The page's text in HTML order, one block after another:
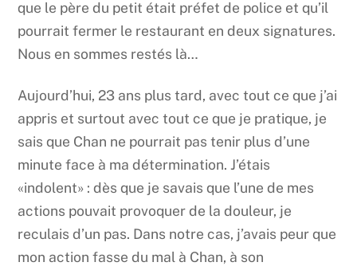
que le père du petit était préfet de police et qu’il
pourrait fermer le restaurant en deux signatures.
Nous en sommes restés là…
Aujourd’hui, 23 ans plus tard, avec tout ce que j’ai
appris et surtout avec tout ce que je pratique, je
sais que Chan ne pourrait pas tenir plus d’une
minute face à ma détermination. J’étais
«indolent» : dès que je savais que l’une de mes
actions pouvait provoquer de la douleur, je
reculais d’un pas. Dans notre cas, j’avais peur que
mon action fasse du mal à Chan, à son